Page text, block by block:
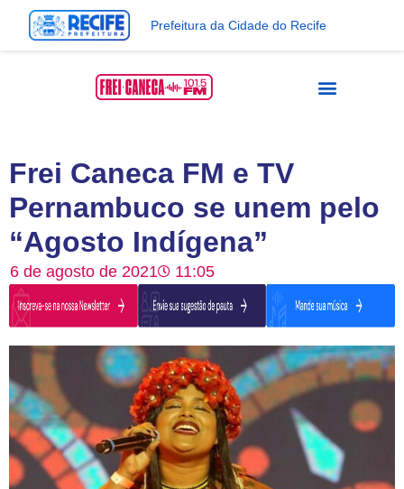
Prefeitura da Cidade do Recife
Frei Caneca FM e TV
Pernambuco se unem pelo
“Agosto Indígena”
6 de agosto de 2021 11:05